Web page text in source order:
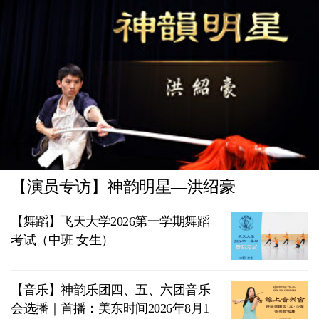
【演员专访】神韵明星—洪绍豪
【舞蹈】飞天大学2026第一学期舞蹈
考试（中班 女生）
【音乐】神韵乐团四、五、六团音乐
会选播｜首播：美东时间2026年8月1